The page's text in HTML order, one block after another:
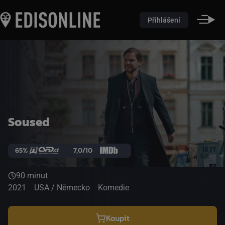
Přihlášení
Soused
65% 7,0/10
90 minut
2021
USA / Německo Komedie
Koupit